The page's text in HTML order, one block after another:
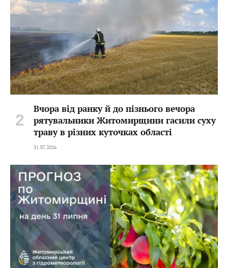
Вчора від ранку й до пізнього вечора
рятувальники Житомирщини гасили суху
траву в різних куточках області
31.07.2026